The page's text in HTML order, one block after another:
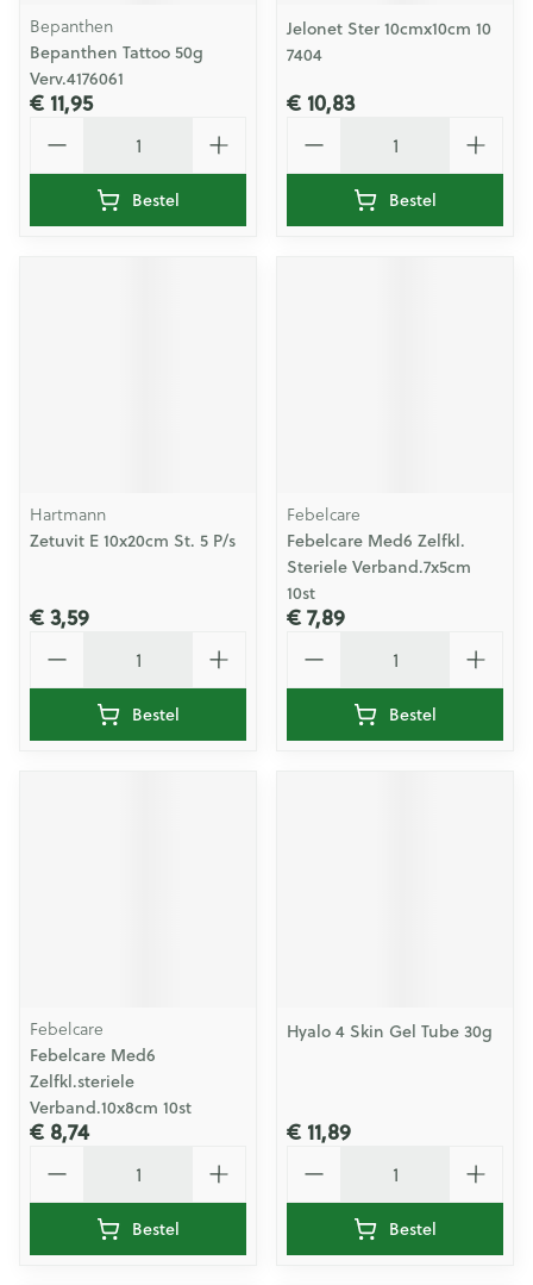
Bepanthen
Bepanthen Tattoo 50g
Verv.4176061
€ 11,95
Bestel
Jelonet Ster 10cmx10cm 10
7404
€ 10,83
Bestel
Hartmann
Zetuvit E 10x20cm St. 5 P/s
€ 3,59
Bestel
Febelcare
Febelcare Med6 Zelfkl.
Steriele Verband.7x5cm
10st
€ 7,89
Bestel
Febelcare
Febelcare Med6
Zelfkl.steriele
Verband.10x8cm 10st
€ 8,74
Bestel
Hyalo 4 Skin Gel Tube 30g
€ 11,89
Bestel